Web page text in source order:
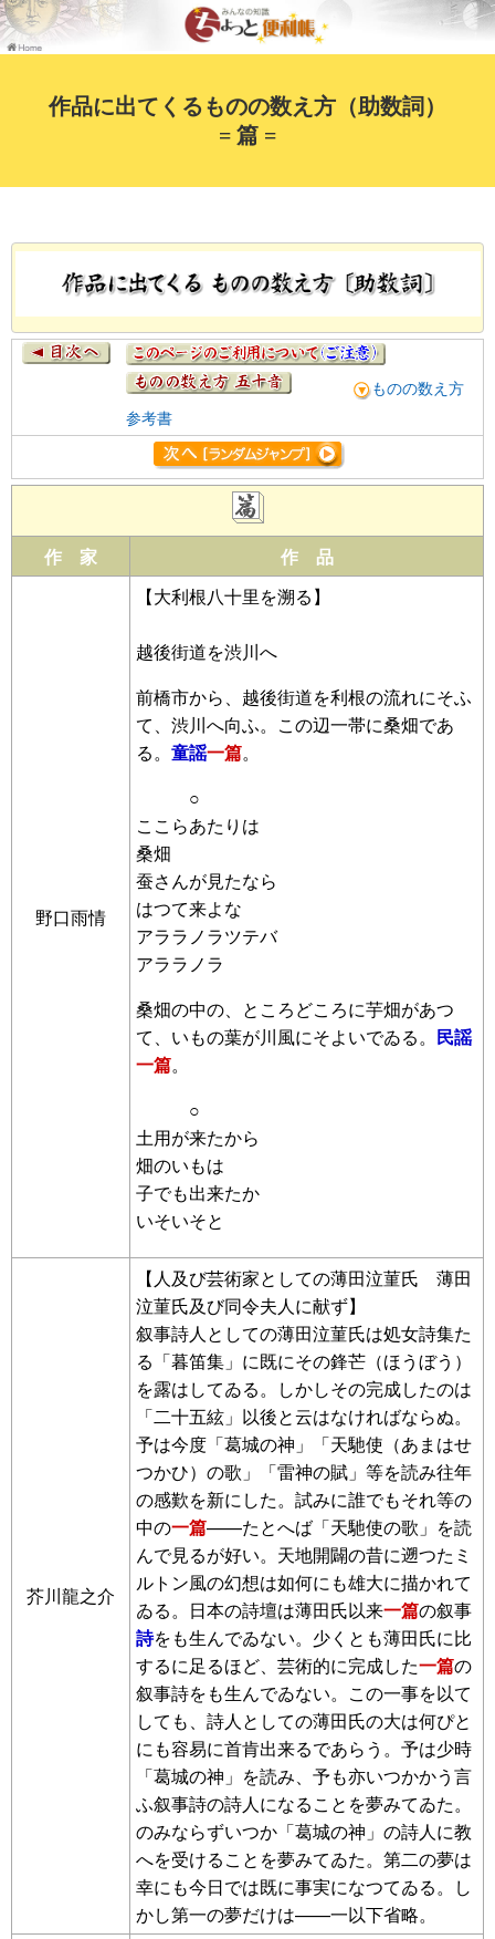
作品に出てくるものの数え方（助数詞）
= 篇 =
ものの数え方
参考書
作 家 作 品
野口雨情
【大利根八十里を溯る】
越後街道を渋川へ
前橋市から、越後街道を利根の流れにそふ
て、渋川へ向ふ。この辺一帯に桑畑であ
る。 童謡一篇。
○
ここらあたりは
桑畑
蚕さんが見たなら
はつて来よな
アララノラツテバ
アララノラ
桑畑の中の、ところどころに芋畑があつ
て、いもの葉が川風にそよいでゐる。 民謡
一篇。
○
土用が来たから
畑のいもは
子でも出来たか
いそいそと
芥川龍之介
【人及び芸術家としての薄田泣菫氏 薄田
泣菫氏及び同令夫人に献ず】
叙事詩人としての薄田泣菫氏は処女詩集た
る「暮笛集」に既にその鋒芒（ほうぼう）
を露はしてゐる。しかしその完成したのは
「二十五絃」以後と云はなければならぬ。
予は今度「葛城の神」「天馳使（あまはせ
つかひ）の歌」「雷神の賦」等を読み往年
の感歎を新にした。試みに誰でもそれ等の
中の一篇——たとへば「天馳使の歌」を読
んで見るが好い。天地開闢の昔に遡つたミ
ルトン風の幻想は如何にも雄大に描かれて
ゐる。日本の詩壇は薄田氏以来一篇の叙事
詩をも生んでゐない。少くとも薄田氏に比
するに足るほど、芸術的に完成した一篇の
叙事詩をも生んでゐない。この一事を以て
しても、詩人としての薄田氏の大は何ぴと
にも容易に首肯出来るであらう。予は少時
「葛城の神」を読み、予も亦いつかかう言
ふ叙事詩の詩人になることを夢みてゐた。
のみならずいつか「葛城の神」の詩人に教
へを受けることを夢みてゐた。第二の夢は
幸にも今日では既に事実になつてゐる。し
かし第一の夢だけは——一以下省略。